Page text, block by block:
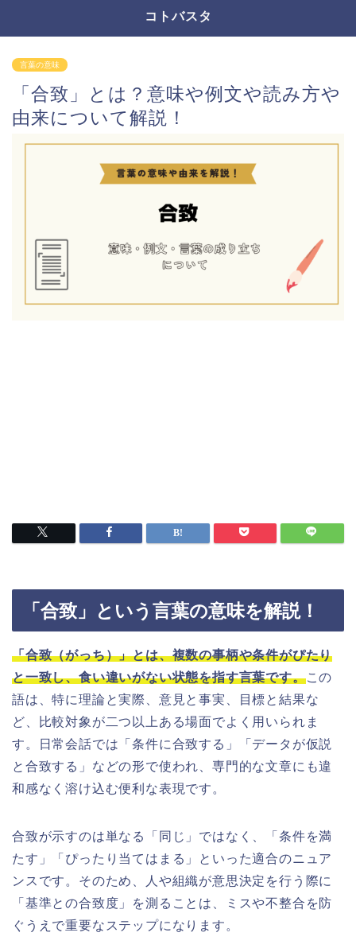
コトバスタ
言葉の意味
「合致」とは？意味や例文や読み方や
由来について解説！
「合致」という言葉の意味を解説！
「合致（がっち）」とは、複数の事柄や条件がぴたり
と一致し、食い違いがない状態を指す言葉です。この
語は、特に理論と実際、意見と事実、目標と結果な
ど、比較対象が二つ以上ある場面でよく用いられま
す。日常会話では「条件に合致する」「データが仮説
と合致する」などの形で使われ、専門的な文章にも違
和感なく溶け込む便利な表現です。
合致が示すのは単なる「同じ」ではなく、「条件を満
たす」「ぴったり当てはまる」といった適合のニュア
ンスです。そのため、人や組織が意思決定を行う際に
「基準との合致度」を測ることは、ミスや不整合を防
ぐうえで重要なステップになります。